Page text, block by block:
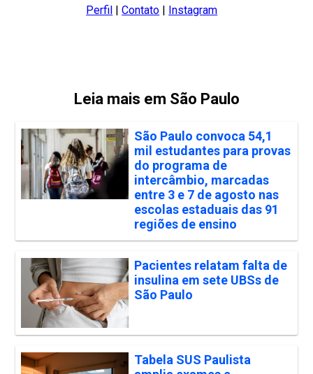
Perfil |Contato | Instagram
Leia mais em São Paulo
São Paulo convoca 54,1
mil estudantes para provas
do programa de
intercâmbio, marcadas
entre 3 e 7 de agosto nas
escolas estaduais das 91
regiões de ensino
Pacientes relatam falta de
insulina em sete UBSs de
São Paulo
Tabela SUS Paulista